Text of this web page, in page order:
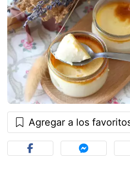
Agregar a los